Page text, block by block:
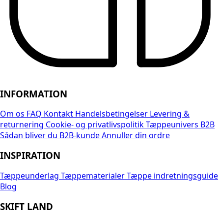
INFORMATION
Om os FAQ Kontakt Handelsbetingelser Levering &
returnering Cookie- og privatlivspolitikTæppeunivers B2B
Sådan bliver du B2B-kundeAnnuller din ordre
INSPIRATION
Tæppeunderlag TæppematerialerTæppe indretningsguide
Blog
SKIFT LAND